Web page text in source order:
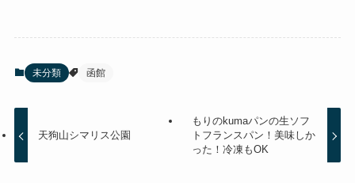
未分類 函館
天狗山シマリス公園
もりのkumaパンの生ソフ
トフランスパン！美味しか
った！冷凍もOK